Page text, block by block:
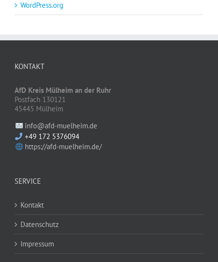
WordPress.org
KONTAKT
AfD Kreis Mülheim an der Ruhr
Postfach 130121
45445 Mülheim
info@afd-muelheim.de
+49 172 5376094
https://afd-muelheim.de/
SERVICE
Kontakt
Datenschutz
Impressum